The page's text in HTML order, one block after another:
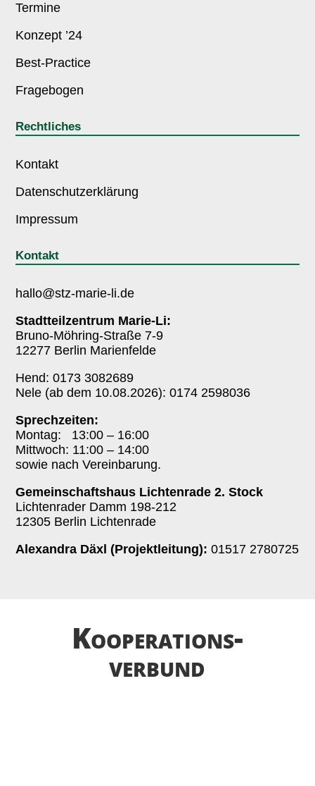
Termine
Konzept ’24
Best-Practice
Fragebogen
Rechtliches
Kontakt
Datenschutzerklärung
Impressum
Kontakt
hallo@stz-marie-li.de
Stadtteilzentrum Marie-Li:
Bruno-Möhring-Straße 7-9
12277 Berlin Marienfelde
Hend: 0173 3082689
Nele (ab dem 10.08.2026): 0174 2598036
Sprechzeiten:
Montag: 13:00 – 16:00
Mittwoch: 11:00 – 14:00
sowie nach Vereinbarung.
Gemeinschaftshaus Lichtenrade 2. Stock
Lichtenrader Damm 198-212
12305 Berlin Lichtenrade
Alexandra Däxl (Projektleitung):01517 2780725
Kooperations­­
verbund